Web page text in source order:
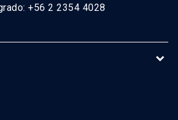
+56 2 2354 4028